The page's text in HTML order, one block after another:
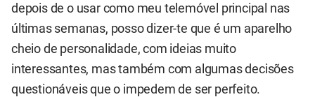
depois de o usar como meu telemóvel principal nas
últimas semanas, posso dizer-te que é um aparelho
cheio de personalidade, com ideias muito
interessantes, mas também com algumas decisões
questionáveis que o impedem de ser perfeito.